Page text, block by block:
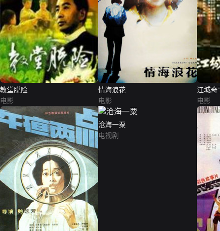
教堂脱险
电影
情海浪花
电影
江城奇
电影
沧海一粟
电视剧